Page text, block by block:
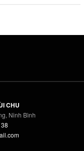
CHU
Ninh Bình